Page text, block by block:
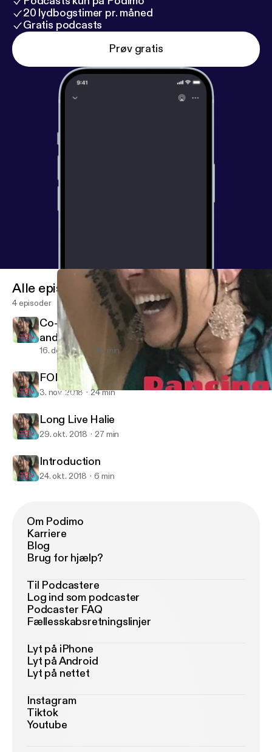
20 lydbogstimer pr. måned
Gratis podcasts
Prøv gratis
Introduction
Alle episoder
4 episoder
Co-Denstiny: A Mother's Journey to Fullfill
and Honor the Purpose of her Beloved Son.
16. dec. 2018 46 min
FOREVER 22: MEGAN ROSE KELLEY
3. nov. 2018 24 min
Long Live Halie
29. okt. 2018 27 min
Introduction
24. okt. 2018 6 min
Om Podimo
Karriere
Blog
Brug for hjælp?
Til Podcastere
Log ind som podcaster
Podcaster FAQ
Fællesskabsretningslinjer
Lyt på iPhone
Lyt på Android
Lyt på nettet
Instagram
Tiktok
Youtube